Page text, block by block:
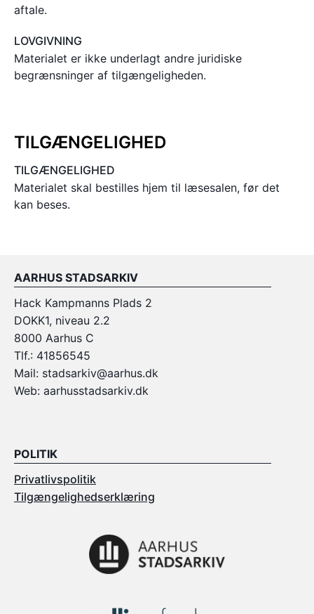
aftale.
LOVGIVNING
Materialet er ikke underlagt andre juridiske
begrænsninger af tilgængeligheden.
TILGÆNGELIGHED
TILGÆNGELIGHED
Materialet skal bestilles hjem til læsesalen, før det
kan beses.
AARHUS STADSARKIV
Hack Kampmanns Plads 2
DOKK1, niveau 2.2
8000 Aarhus C
Tlf.: 41856545
Mail: stadsarkiv@aarhus.dk
Web: aarhusstadsarkiv.dk
POLITIK
Privatlivspolitik
Tilgængelighedserklæring